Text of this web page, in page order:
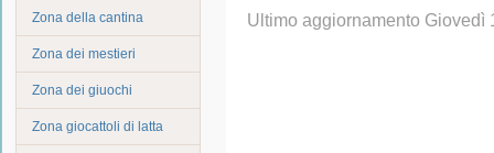
Zona della cantina
Zona dei mestieri
Zona dei giuochi
Zona giocattoli di latta
Ultimo aggiornamento Giovedì